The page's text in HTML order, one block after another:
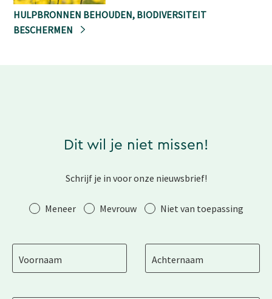
HULPBRONNEN BEHOUDEN, BIODIVERSITEIT
BESCHERMEN
Dit wil je niet missen!
Schrijf je in voor onze nieuwsbrief!
AanhefMeneer Mevrouw Niet van toepassing
Voornaam Achternaam